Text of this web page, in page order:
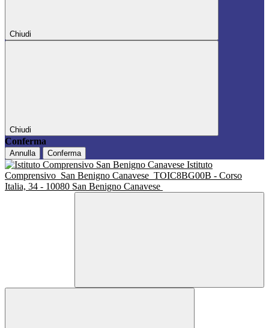
Chiudi
Chiudi
Conferma
Annulla Conferma
Istituto
Comprensivo San Benigno Canavese TOIC8BG00B - Corso
Italia, 34 - 10080 San Benigno Canavese